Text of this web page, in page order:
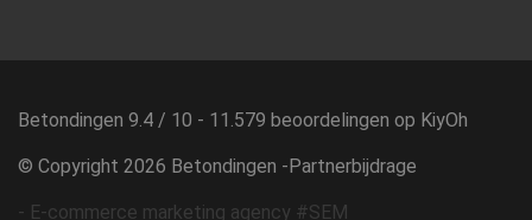
Betondingen 9.4 / 10 - 11.579 beoordelingen op KiyOh
© Copyright 2026 Betondingen - Partnerbijdrage
- E-commerce marketing agency #SEM